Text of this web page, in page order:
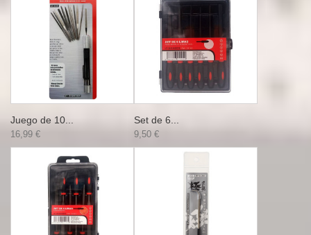
Juego de 10...
16,99 €
Set de 6...
9,50 €